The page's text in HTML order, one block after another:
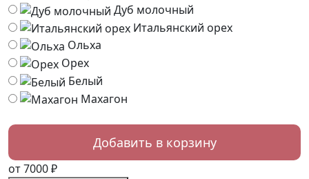
Дуб молочный
Итальянский орех
Ольха
Орех
Белый
Махагон
от 7000 ₽